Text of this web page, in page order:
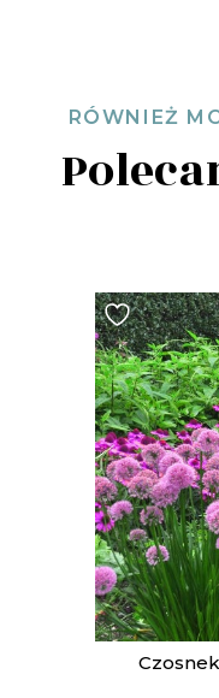
RÓWNIEŻ